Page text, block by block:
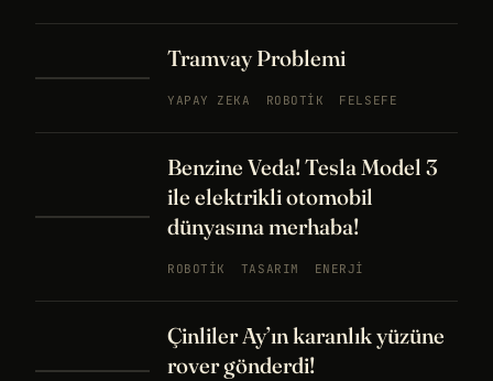
Tramvay Problemi
YAPAY ZEKA ROBOTIK FELSEFE
Benzine Veda! Tesla Model 3
ile elektrikli otomobil
dünyasına merhaba!
ROBOTIK TASARIM ENERJI
Çinliler Ay’ın karanlık yüzüne
rover gönderdi!